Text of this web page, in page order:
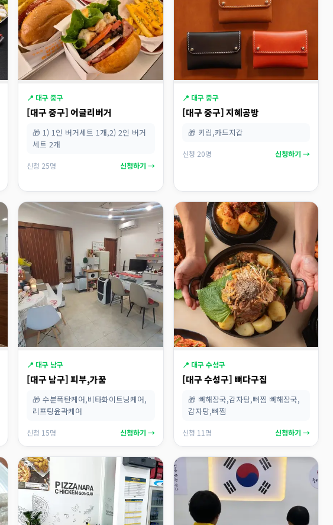
📍 대구 중구
[대구 중구] 어글리버거
🎁 1) 1인 버거세트 1개,2) 2인 버거
세트 2개
신청 25명 신청하기 →
📍 대구 중구
[대구 중구] 지혜공방
🎁 키링,카드지갑
신청 20명 신청하기 →
📍 대구 남구
[대구 남구] 피부,가꿈
🎁 수분폭탄케어,비타화이트닝케어,
리프팅윤곽케어
신청 15명 신청하기 →
📍 대구 수성구
[대구 수성구] 뼈다구집
🎁 뼈해장국,감자탕,뼈찜 뼈해장국,
감자탕,뼈찜
신청 11명 신청하기 →